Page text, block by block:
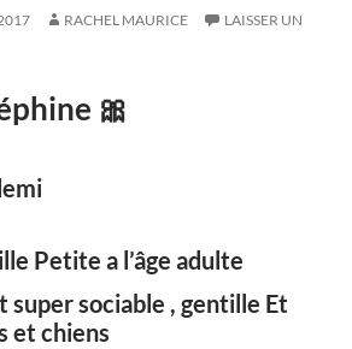
RACHEL MAURICE
LAISSER UN
🎀
Petite a l’âge adulte
super sociable , gentille Et
et chiens